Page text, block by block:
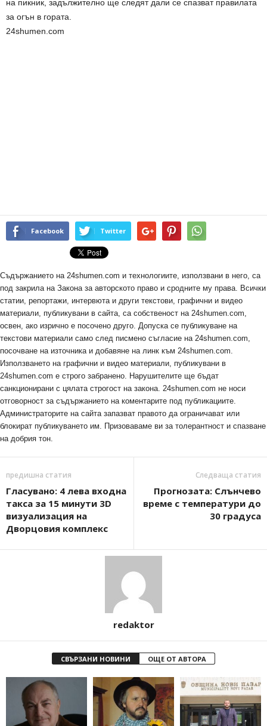
на пикник, задължително ще следят дали се спазват правилата
за огън в гората.
24shumen.com
Facebook Twitter
Съдържанието на 24shumen.com и технологиите, използвани в него, са
под закрила на Закона за авторското право и сродните му права. Всички
статии, репортажи, интервюта и други текстови, графични и видео
материали, публикувани в сайта, са собственост на 24shumen.com,
освен, ако изрично е посочено друго. Допуска се публикуване на
текстови материали само след писмено съгласие на 24shumen.com,
посочване на източника и добавяне на линк към 24shumen.com.
Използването на графични и видео материали, публикувани в
24shumen.com е строго забранено. Нарушителите ще бъдат
санкционирани с цялата строгост на закона. 24shumen.com не носи
отговорност за съдържанието на коментарите под публикациите.
Администраторите на сайта запазват правото да ограничават или
блокират публикуването им. Призоваваме ви за толерантност и спазване
на добрия тон.
предишна статия
Гласувано: 4 лева входна
такса за 15 минути 3D
визуализация на
Дворцовия комплекс
Следваща статия
Прогнозата: Слънчево
време с температури до
30 градуса
redaktor
СВЪРЗАНИ НОВИНИ ОЩЕ ОТ АВТОРА